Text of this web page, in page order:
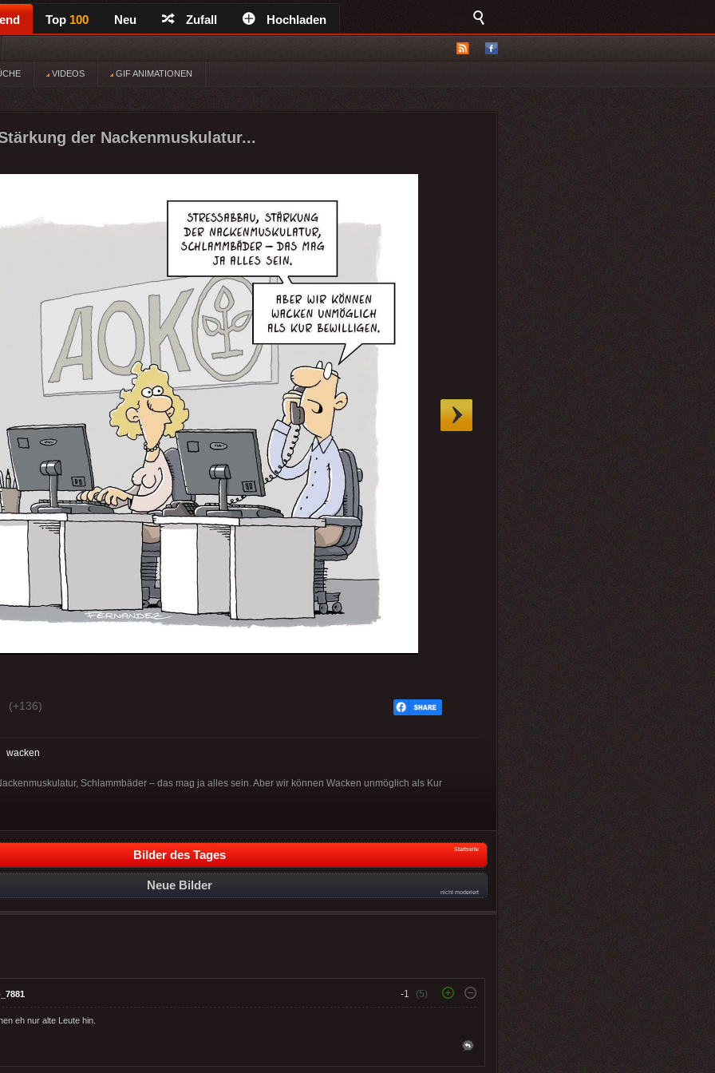
Top 100 Neu Zufall Hochladen
VIDEOS GIF ANIMATIONEN
der Nackenmuskulatur...
(+136)
wacken
Schlammbäder – das mag ja alles sein. Aber wir können Wacken unmöglich als Kur
Bilder des Tages Startseite
Neue Bilder
nicht moderiert
-1 (5)
eh nur alte Leute hin.